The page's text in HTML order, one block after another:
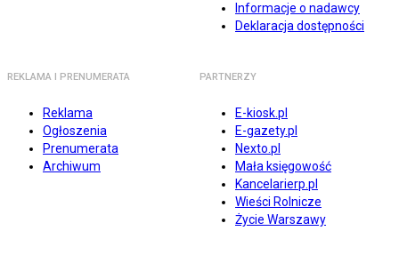
Informacje o nadawcy
Deklaracja dostępności
REKLAMA I PRENUMERATA
Reklama
Ogłoszenia
Prenumerata
Archiwum
PARTNERZY
E-kiosk.pl
E-gazety.pl
Nexto.pl
Mała księgowość
Kancelarierp.pl
Wieści Rolnicze
Życie Warszawy